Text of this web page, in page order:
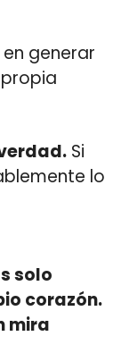
generar
Si
lo
solo
corazón.
mira